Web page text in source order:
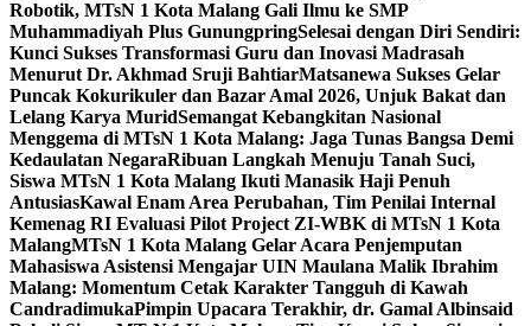
Robotik, MTsN 1 Kota Malang Gali Ilmu ke SMP
Muhammadiyah Plus GunungpringSelesai dengan Diri Sendiri:
Kunci Sukses Transformasi Guru dan Inovasi Madrasah
Menurut Dr. Akhmad Sruji BahtiarMatsanewa Sukses Gelar
Puncak Kokurikuler dan Bazar Amal 2026, Unjuk Bakat dan
Lelang Karya MuridSemangat Kebangkitan Nasional
Menggema di MTsN 1 Kota Malang: Jaga Tunas Bangsa Demi
Kedaulatan NegaraRibuan Langkah Menuju Tanah Suci,
Siswa MTsN 1 Kota Malang Ikuti Manasik Haji Penuh
AntusiasKawal Enam Area Perubahan, Tim Penilai Internal
Kemenag RI Evaluasi Pilot Project ZI-WBK di MTsN 1 Kota
MalangMTsN 1 Kota Malang Gelar Acara Penjemputan
Mahasiswa Asistensi Mengajar UIN Maulana Malik Ibrahim
Malang: Momentum Cetak Karakter Tangguh di Kawah
CandradimukaPimpin Upacara Terakhir, dr. Gamal Albinsaid